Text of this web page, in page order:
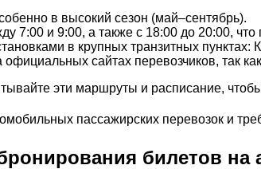
в высокий сезон (май–сентябрь).
и 9:00, а также с 18:00 до 20:00, что
в крупных транзитных пунктах:
сайтах перевозчиков, так
эти маршруты и расписание,
билетов